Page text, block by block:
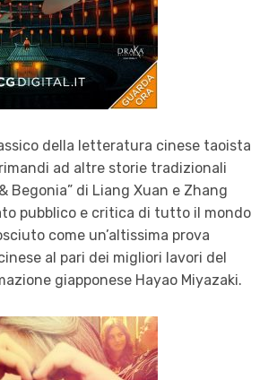
della letteratura cinese taoista
ad altre storie tradizionali
& Begonia” di Liang Xuan e Zhang
pubblico e critica di tutto il mondo
come un’altissima prova
al pari dei migliori lavori del
giapponese Hayao Miyazaki.